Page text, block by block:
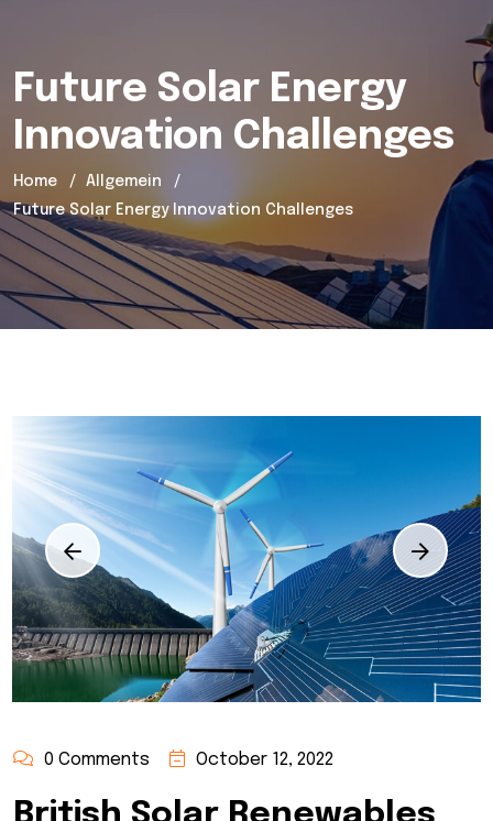
Future Solar Energy
Innovation Challenges
Home
Allgemein
Future Solar Energy Innovation Challenges
0 Comments October 12, 2022